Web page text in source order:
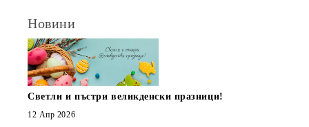
Новини
Светли и пъстри великденски празници!
12 Апр 2026